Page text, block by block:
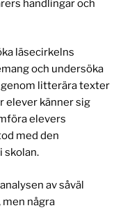
handlingar och
läsecirkelns
och undersöka
genom litterära texter
elever känner sig
elevers
med den
skolan.
av såväl
några